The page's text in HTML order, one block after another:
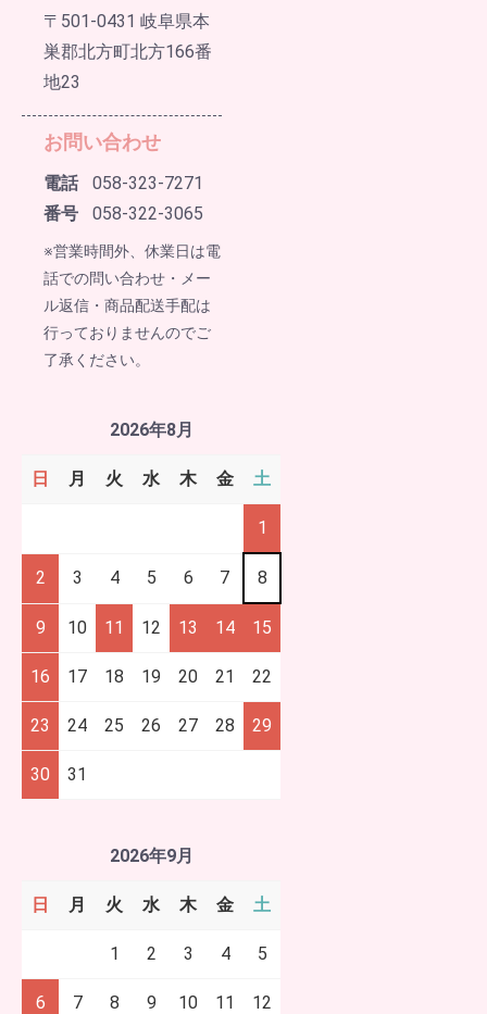
〒501-0431 岐阜県本
巣郡北方町北方166番
地23
お問い合わせ
電話
番号
058-323-7271
058-322-3065
※営業時間外、休業日は電
話での問い合わせ・メー
ル返信・商品配送手配は
行っておりませんのでご
了承ください。
2026年8月
日 月 火 水 木 金 土
1
2 3 4 5 6 7 8
9 10 11 12 13 14 15
16 17 18 19 20 21 22
23 24 25 26 27 28 29
30 31
2026年9月
日 月 火 水 木 金 土
1 2 3 4 5
6 7 8 9 10 11 12